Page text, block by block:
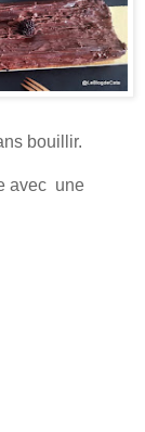
bouillir.
avec une